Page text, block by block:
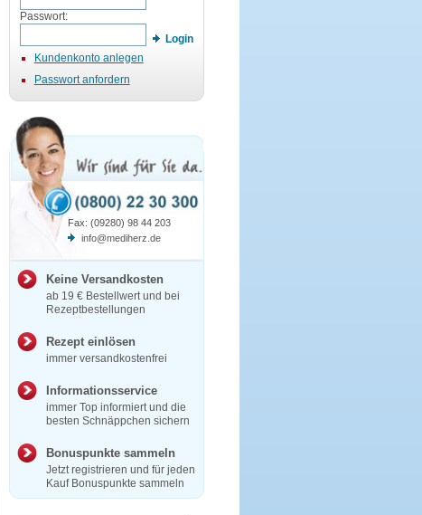
Passwort:
Login
Kundenkonto anlegen
Passwort anfordern
Fax: (09280) 98 44 203
info@mediherz.de
Keine Versandkosten
ab 19 € Bestellwert und bei
Rezeptbestellungen
Rezept einlösen
immer versandkostenfrei
Informationsservice
immer Top informiert und die
besten Schnäppchen sichern
Bonuspunkte sammeln
Jetzt registrieren und für jeden
Kauf Bonuspunkte sammeln